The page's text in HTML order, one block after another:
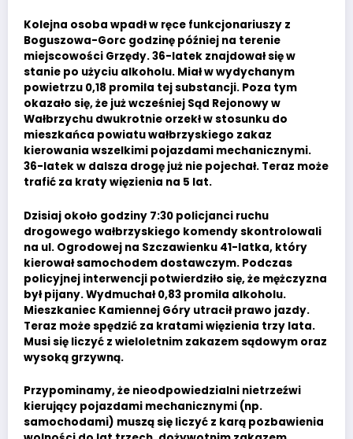
Kolejna osoba wpadł w ręce funkcjonariuszy z
Boguszowa-Gorc godzinę później na terenie
miejscowości Grzędy. 36-latek znajdował się w
stanie po użyciu alkoholu. Miał w wydychanym
powietrzu 0,18 promila tej substancji. Poza tym
okazało się, że już wcześniej Sąd Rejonowy w
Wałbrzychu dwukrotnie orzekł w stosunku do
mieszkańca powiatu wałbrzyskiego zakaz
kierowania wszelkimi pojazdami mechanicznymi.
36-latek w dalsza drogę już nie pojechał. Teraz może
trafić za kraty więzienia na 5 lat.
Dzisiaj około godziny 7:30 policjanci ruchu
drogowego wałbrzyskiego komendy skontrolowali
na ul. Ogrodowej na Szczawienku 41-latka, który
kierował samochodem dostawczym. Podczas
policyjnej interwencji potwierdziło się, że mężczyzna
był pijany. Wydmuchał 0,83 promila alkoholu.
Mieszkaniec Kamiennej Góry utracił prawo jazdy.
Teraz może spędzić za kratami więzienia trzy lata.
Musi się liczyć z wieloletnim zakazem sądowym oraz
wysoką grzywną.
Przypominamy, że nieodpowiedzialni nietrzeźwi
kierujący pojazdami mechanicznymi (np.
samochodami) muszą się liczyć z karą pozbawienia